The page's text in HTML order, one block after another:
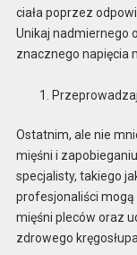
ciała poprzez
Unikaj nadmiernego
znacznego napięcia
Ostatnim, ale nie
mięśni i
specjalisty, takiego
profesjonaliści
mięśni pleców oraz
zdrowego